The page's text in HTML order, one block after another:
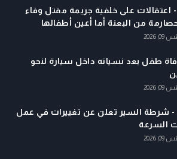
اعتقالات على خلفية جريمة مقتل وفاء
من البعنة أما أعين أطفالها
2026
طفل بعد نسيانه داخل سيارة لنحو
2026
- شرطة السير تعلن عن تغييرات في عمل
السرعة
2026